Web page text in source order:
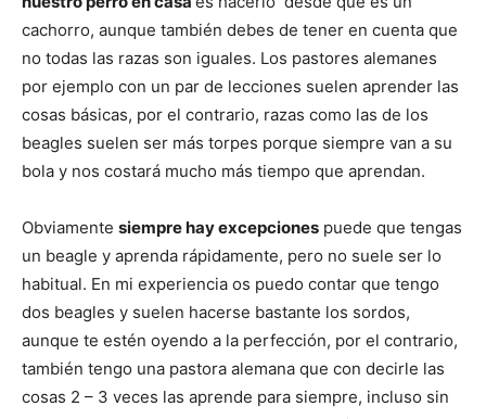
Perros
–
de
Cachorros
cachorro, aunque también debes de tener en cuenta que
no todas las razas son iguales. Los pastores alemanes
por ejemplo con un par de lecciones suelen aprender las
cosas básicas, por el contrario, razas como las de los
beagles suelen ser más torpes porque siempre van a su
bola y nos costará mucho más tiempo que aprendan.
Obviamente siempre hay excepciones puede que tengas
un beagle y aprenda rápidamente, pero no suele ser lo
habitual. En mi experiencia os puedo contar que tengo
dos beagles y suelen hacerse bastante los sordos,
aunque te estén oyendo a la perfección, por el contrario,
también tengo una pastora alemana que con decirle las
cosas 2 – 3 veces las aprende para siempre, incluso sin